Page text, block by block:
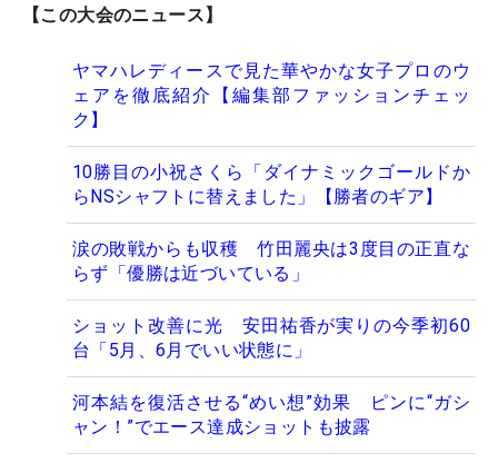
【この大会のニュース】
ヤマハレディースで見た華やかな女子プロのウ
ェアを徹底紹介【編集部ファッションチェッ
ク】
10勝目の小祝さくら「ダイナミックゴールドか
らNSシャフトに替えました」【勝者のギア】
涙の敗戦からも収穫 竹田麗央は3度目の正直な
らず「優勝は近づいている」
ショット改善に光 安田祐香が実りの今季初60
台「5月、6月でいい状態に」
河本結を復活させる“めい想”効果 ピンに“ガシ
ャン！”でエース達成ショットも披露